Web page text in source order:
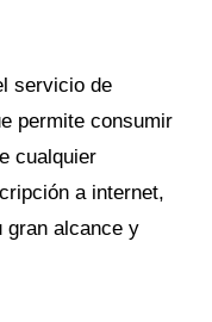
servicio de
permite consumir
cualquier
a internet,
gran alcance y